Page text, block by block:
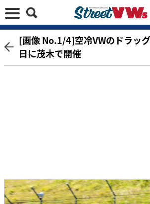
[画像 No.1/4]空冷VWのドラッ
日に茂木で開催